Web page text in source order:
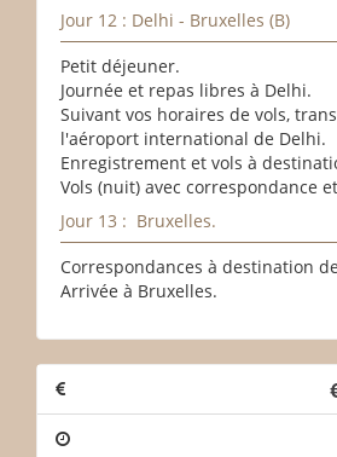
Jour 12 : Delhi - Bruxelles (B)
Petit déjeuner.
Journée et repas libres à Delhi.
Suivant vos horaires de vols,
l'aéroport international de Delhi.
Enregistrement et vols à
Vols (nuit) avec correspondance
Jour 13 : Bruxelles.
Correspondances à destination
Arrivée à Bruxelles.